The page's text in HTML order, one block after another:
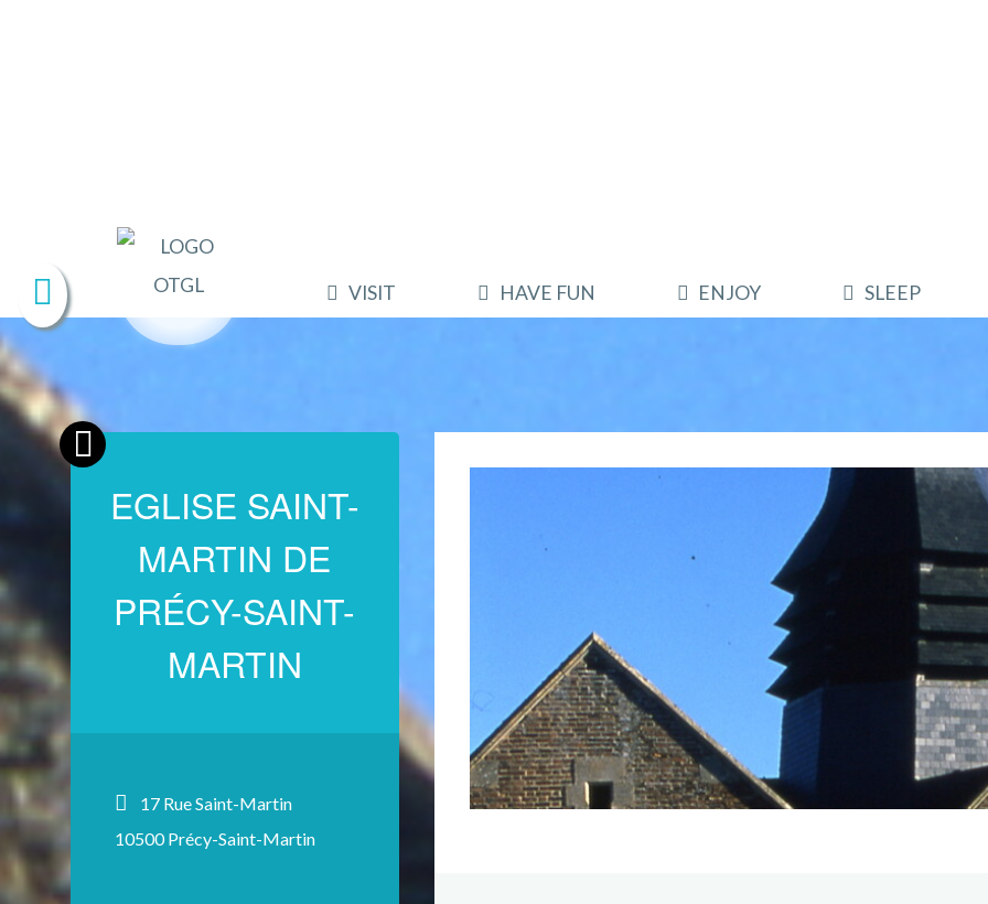
VISIT HAVE FUN ENJOY SLEEP
EGLISE SAINT-
MARTIN DE
PRÉCY-SAINT-
MARTIN
17 Rue Saint-Martin
10500 Précy-Saint-Martin